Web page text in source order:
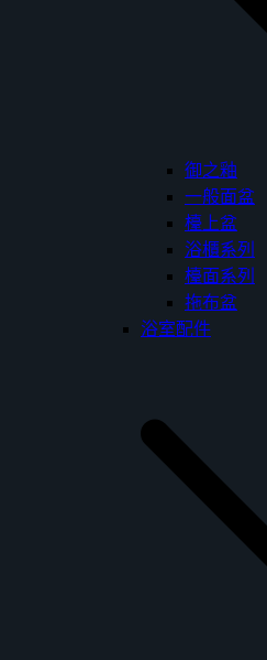
御之釉
一般面盆
檯上盆
浴櫃系列
檯面系列
拖布盆
浴室配件